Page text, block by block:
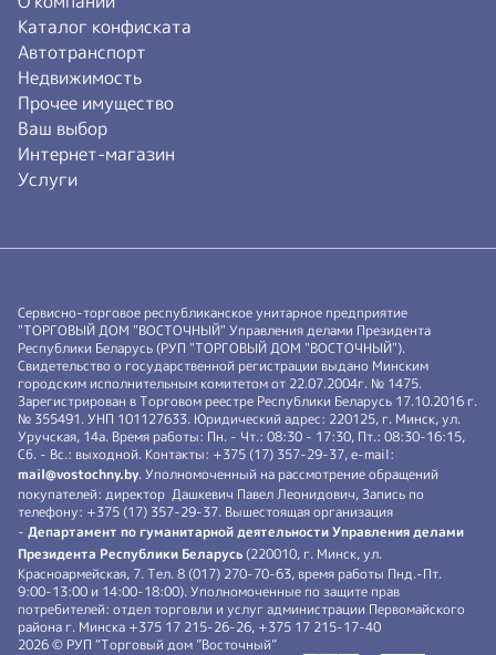
Каталог конфиската
Автотранспорт
Недвижимость
Прочее имущество
Ваш выбор
Интернет-магазин
Услуги
Сервисно-торговое республиканское унитарное предприятие
"ТОРГОВЫЙ ДОМ "ВОСТОЧНЫЙ" Управления делами Президента
Республики Беларусь (РУП "ТОРГОВЫЙ ДОМ "ВОСТОЧНЫЙ").
Свидетельство о государственной регистрации выдано Минским
городским исполнительным комитетом от 22.07.2004г. № 1475.
Зарегистрирован в Торговом реестре Республики Беларусь 17.10.2016 г.
№ 355491. УНП 101127633. Юридический адрес: 220125, г. Минск, ул.
Уручская, 14а. Время работы: Пн. - Чт.: 08:30 - 17:30, Пт.: 08:30-16:15,
Сб. - Вс.: выходной. Контакты: +375 (17) 357-29-37, e-mail:
mail@vostochny.by. Уполномоченный на рассмотрение обращений
покупателей: директор Дашкевич Павел Леонидович, Запись по
телефону: +375 (17) 357-29-37. Вышестоящая организация
- Департамент по гуманитарной деятельности Управления делами
Президента Республики Беларусь (220010, г. Минск, ул.
Красноармейская, 7. Тел. 8 (017) 270-70-63, время работы Пнд.-Пт.
9:00-13:00 и 14:00-18:00). Уполномоченные по защите прав
потребителей: отдел торговли и услуг администрации Первомайского
района г. Минска +375 17 215-26-26, +375 17 215-17-40
2026 © РУП “Торговый дом ”Восточный”